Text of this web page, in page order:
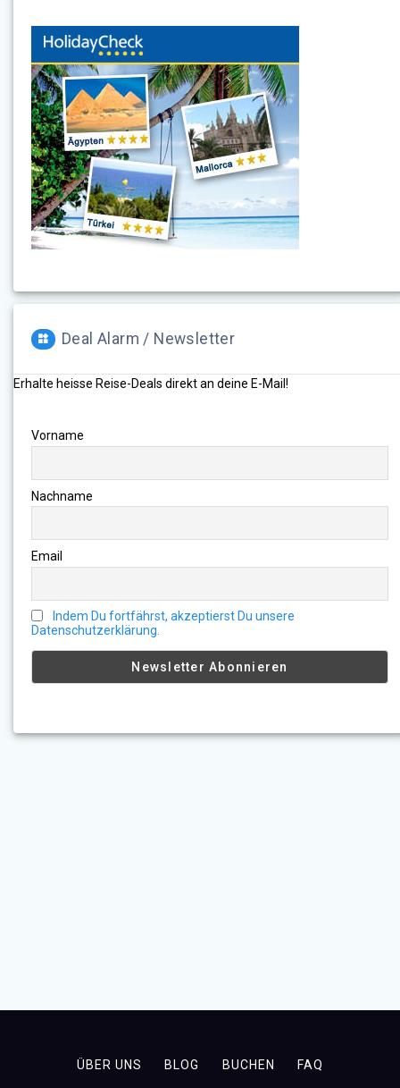
Deal Alarm / Newsletter
Erhalte heisse Reise-Deals direkt an deine E-Mail!
Vorname
Nachname
Email
Indem Du fortfährst, akzeptierst Du unsere
Datenschutzerklärung.
ÜBER UNS BLOG BUCHEN FAQ